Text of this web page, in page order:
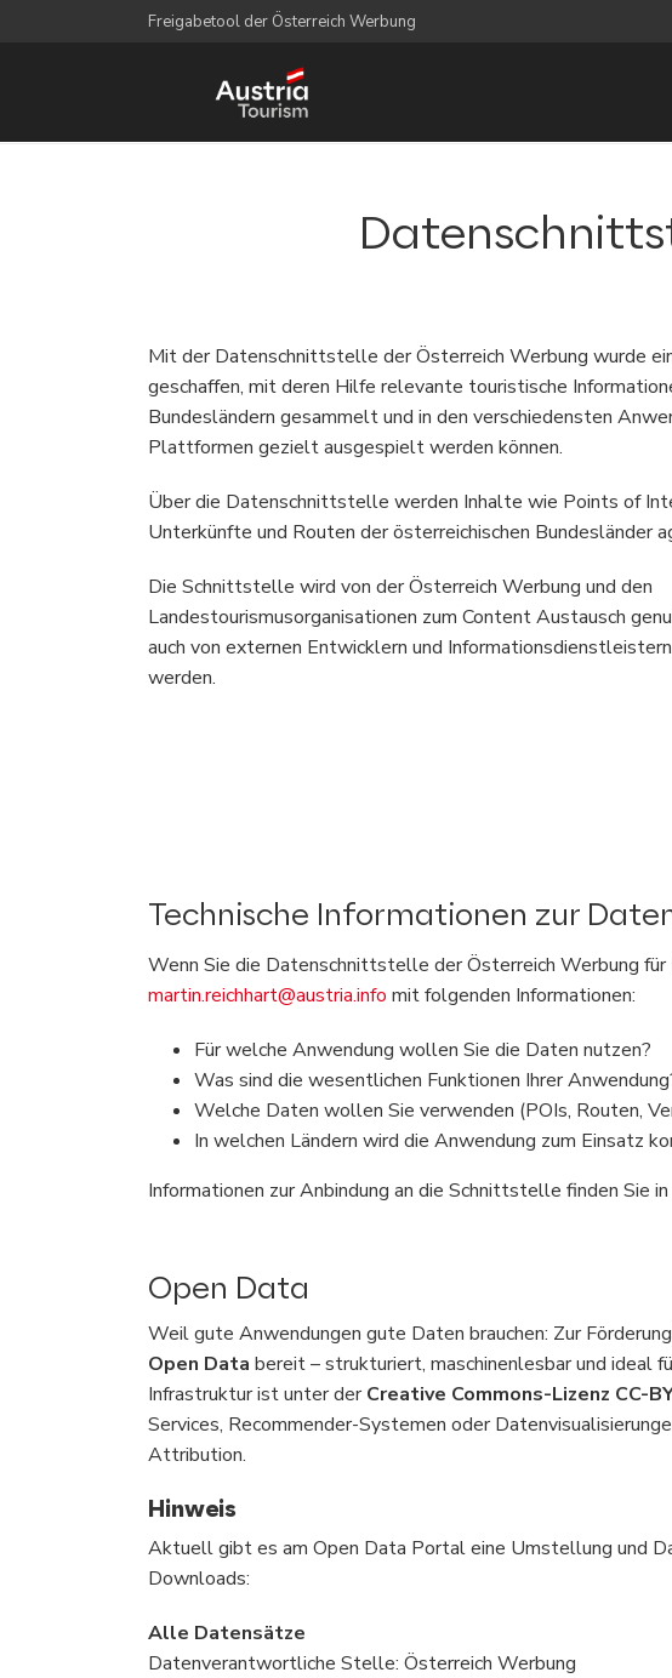
Freigabetool der Österreich Werbung
Mit der Datenschnittstelle der Österreich Werbung wurde
geschaffen, mit deren Hilfe relevante touristische
Bundesländern gesammelt und in den verschiedensten
Plattformen gezielt ausgespielt werden können.
Über die Datenschnittstelle werden Inhalte wie Points of
Unterkünfte und Routen der österreichischen Bundesländer
Die Schnittstelle wird von der Österreich Werbung und den
Landestourismusorganisationen zum Content Austausch
auch von externen Entwicklern und
werden.
Technische Informationen zur
Wenn Sie die Datenschnittstelle der Österreich Werbung
martin.reichhart@austria.info mit folgenden Informationen:
Für welche Anwendung wollen Sie die Daten nutzen?
Was sind die wesentlichen Funktionen Ihrer
Welche Daten wollen Sie verwenden (POIs, Routen,
In welchen Ländern wird die Anwendung zum Einsatz
Informationen zur Anbindung an die Schnittstelle finden Sie
Open Data
Weil gute Anwendungen gute Daten brauchen: Zur
Open Data bereit – strukturiert, maschinenlesbar und ideal
Infrastruktur ist unter derCreative Commons-Lizenz CC-
Services, Recommender-Systemen oder
Attribution.
Hinweis
Aktuell gibt es am Open Data Portal eine Umstellung und
Downloads:
Alle Datensätze
Datenverantwortliche Stelle: Österreich Werbung